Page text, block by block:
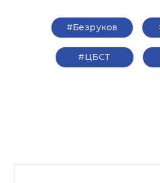
#Безруков
#ЦБСТ